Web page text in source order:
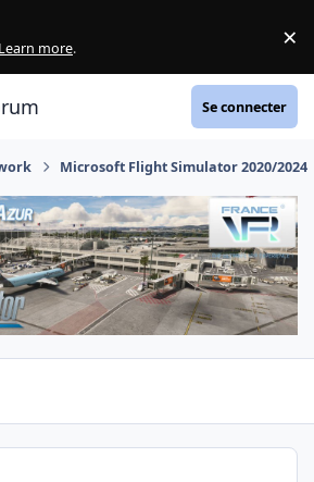
Learn more. ×
Se connecter
Microsoft Flight Simulator 2020/2024